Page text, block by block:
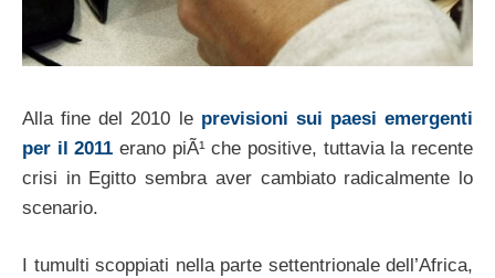
Alla fine del 2010 le previsioni sui paesi emergenti
per il 2011 erano piÃ¹ che positive, tuttavia la recente
crisi in Egitto sembra aver cambiato radicalmente lo
scenario.
I tumulti scoppiati nella parte settentrionale dell’Africa,